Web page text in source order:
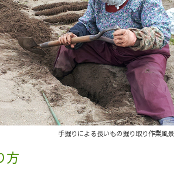
手掘りによる長いもの掘り取り作業風景
方